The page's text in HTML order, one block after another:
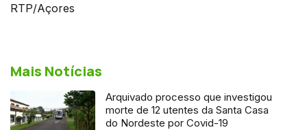
RTP/Açores
Mais Notícias
Arquivado processo que investigou
morte de 12 utentes da Santa Casa
do Nordeste por Covid-19